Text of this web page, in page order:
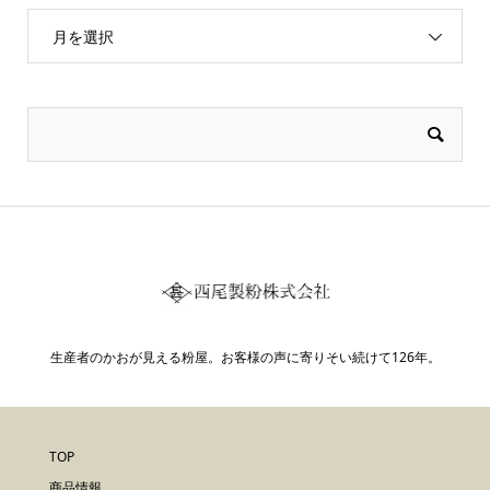
月を選択
生産者のかおが見える粉屋。お客様の声に寄りそい続けて126年。
TOP